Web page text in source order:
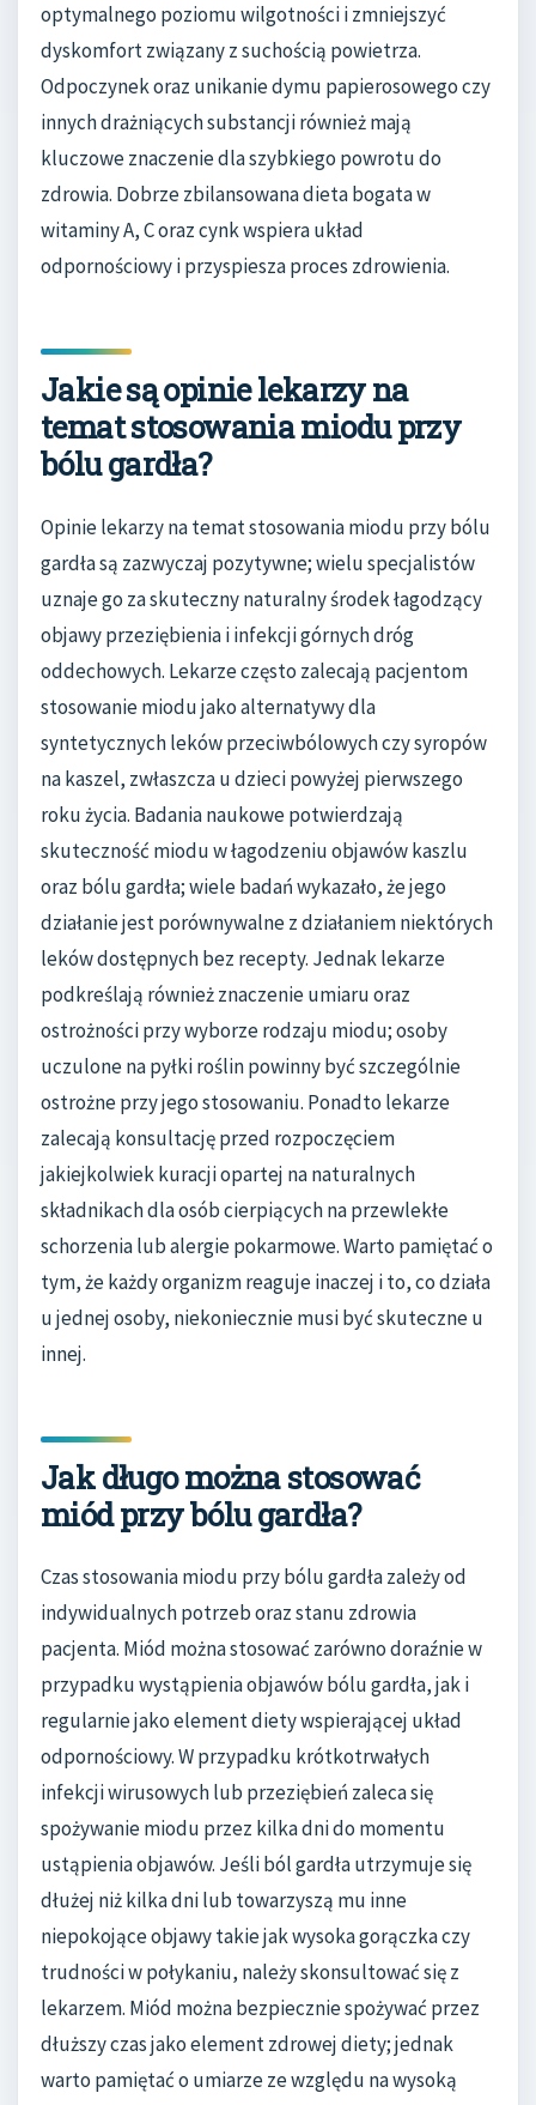
optymalnego poziomu wilgotności i zmniejszyć
dyskomfort związany z suchością powietrza.
Odpoczynek oraz unikanie dymu papierosowego czy
innych drażniących substancji również mają
kluczowe znaczenie dla szybkiego powrotu do
zdrowia. Dobrze zbilansowana dieta bogata w
witaminy A, C oraz cynk wspiera układ
odpornościowy i przyspiesza proces zdrowienia.
Jakie są opinie lekarzy na
temat stosowania miodu przy
bólu gardła?
Opinie lekarzy na temat stosowania miodu przy bólu
gardła są zazwyczaj pozytywne; wielu specjalistów
uznaje go za skuteczny naturalny środek łagodzący
objawy przeziębienia i infekcji górnych dróg
oddechowych. Lekarze często zalecają pacjentom
stosowanie miodu jako alternatywy dla
syntetycznych leków przeciwbólowych czy syropów
na kaszel, zwłaszcza u dzieci powyżej pierwszego
roku życia. Badania naukowe potwierdzają
skuteczność miodu w łagodzeniu objawów kaszlu
oraz bólu gardła; wiele badań wykazało, że jego
działanie jest porównywalne z działaniem niektórych
leków dostępnych bez recepty. Jednak lekarze
podkreślają również znaczenie umiaru oraz
ostrożności przy wyborze rodzaju miodu; osoby
uczulone na pyłki roślin powinny być szczególnie
ostrożne przy jego stosowaniu. Ponadto lekarze
zalecają konsultację przed rozpoczęciem
jakiejkolwiek kuracji opartej na naturalnych
składnikach dla osób cierpiących na przewlekłe
schorzenia lub alergie pokarmowe. Warto pamiętać o
tym, że każdy organizm reaguje inaczej i to, co działa
u jednej osoby, niekoniecznie musi być skuteczne u
innej.
Jak długo można stosować
miód przy bólu gardła?
Czas stosowania miodu przy bólu gardła zależy od
indywidualnych potrzeb oraz stanu zdrowia
pacjenta. Miód można stosować zarówno doraźnie w
przypadku wystąpienia objawów bólu gardła, jak i
regularnie jako element diety wspierającej układ
odpornościowy. W przypadku krótkotrwałych
infekcji wirusowych lub przeziębień zaleca się
spożywanie miodu przez kilka dni do momentu
ustąpienia objawów. Jeśli ból gardła utrzymuje się
dłużej niż kilka dni lub towarzyszą mu inne
niepokojące objawy takie jak wysoka gorączka czy
trudności w połykaniu, należy skonsultować się z
lekarzem. Miód można bezpiecznie spożywać przez
dłuższy czas jako element zdrowej diety; jednak
warto pamiętać o umiarze ze względu na wysoką